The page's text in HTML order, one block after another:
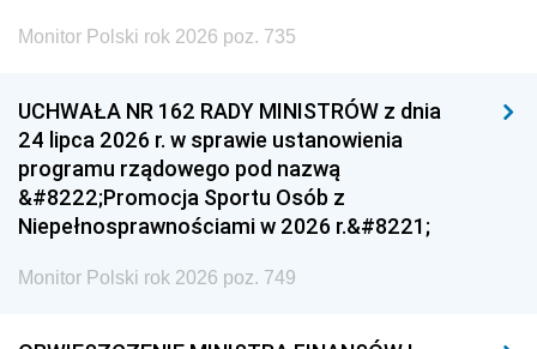
Monitor Polski rok 2026 poz. 735
UCHWAŁA NR 162 RADY MINISTRÓW z dnia
24 lipca 2026 r. w sprawie ustanowienia
programu rządowego pod nazwą
&#8222;Promocja Sportu Osób z
Niepełnosprawnościami w 2026 r.&#8221;
Monitor Polski rok 2026 poz. 749